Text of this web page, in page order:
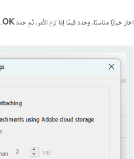
اختر خيارًا مناسبًا، وحدد قيمًا إذا لزم الأمر، ثم حددOK
.